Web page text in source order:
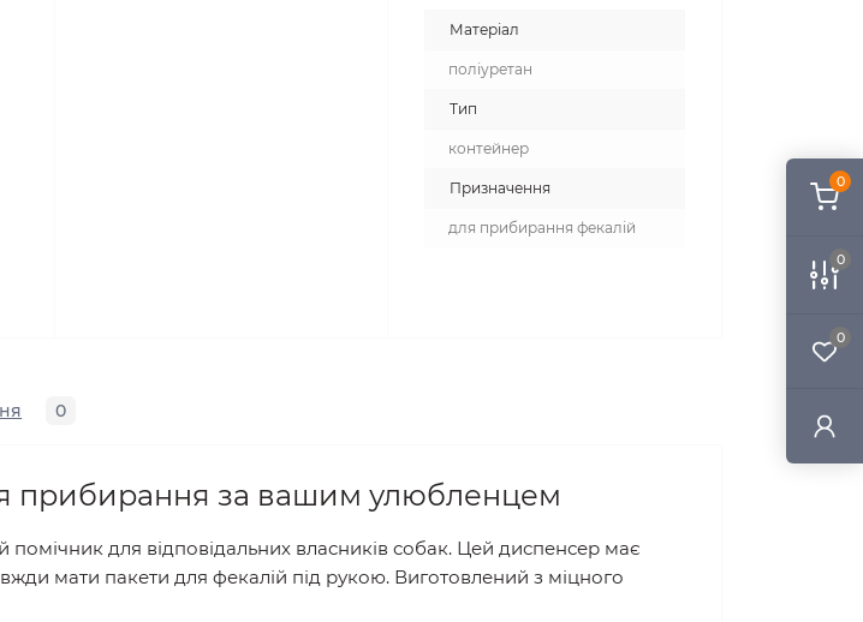
0
0
0
Матеріал
поліуретан
Тип
контейнер
Призначення
для прибирання фекалій
0
прибирання за вашим улюбленцем
для відповідальних власників собак. Цей диспенсер має
мати пакети для фекалій під рукою. Виготовлений з міцного